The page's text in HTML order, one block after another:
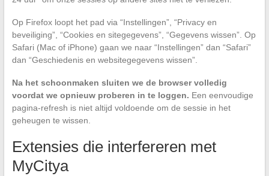
Op Firefox loopt het pad via “Instellingen”, “Privacy en
beveiliging”, “Cookies en sitegegevens”, “Gegevens wissen”. Op
Safari (Mac of iPhone) gaan we naar “Instellingen” dan “Safari”
dan “Geschiedenis en websitegegevens wissen”.
Na het schoonmaken sluiten we de browser volledig
voordat we opnieuw proberen in te loggen. Een eenvoudige
pagina-refresh is niet altijd voldoende om de sessie in het
geheugen te wissen.
Extensies die interfereren met
MyCitya